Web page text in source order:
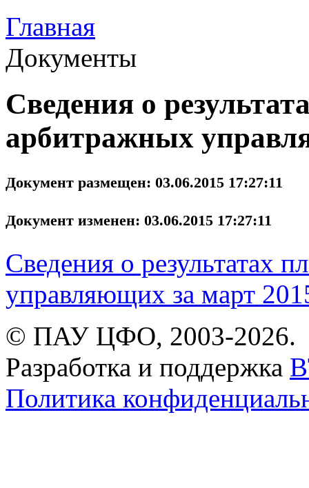
Главная
Документы
Сведения о
арбитражных
Документ размещен: 03.06.2015 17:27:11
Документ изменен: 03.06.2015 17:27:11
Сведения о результатах
управляющих за март
© ПАУ ЦФО, 2003-2026.
Разработка и поддержка
Политика